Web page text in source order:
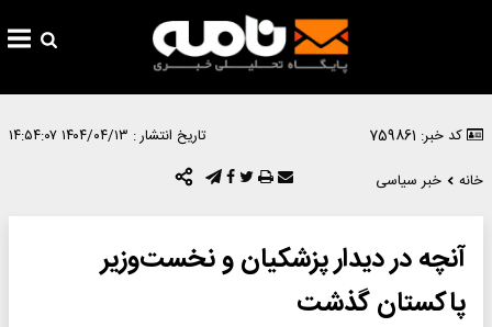
کد خبر: 759861 تاریخ انتشار : ۱۴۰۴/۰۴/۱۳ ۱۴:۵۴:۰۷
خانه
خبر سیاسی
آنچه در دیدار پزشکیان و نخست‌وزیر
پاکستان گذشت